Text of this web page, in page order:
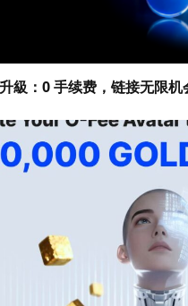
級：0 手续费，链接无限机